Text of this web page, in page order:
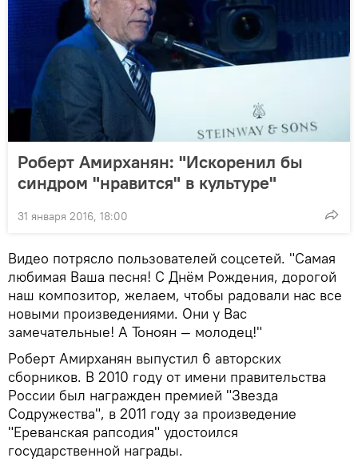
Роберт Амирханян: "Искоренил бы
синдром "нравится" в культуре"
31 января 2016, 18:00
Видео потрясло пользователей соцсетей. "Самая
любимая Ваша песня! С Днём Рождения, дорогой
наш композитор, желаем, чтобы радовали нас все
новыми произведениями. Они у Вас
замечательные! А Тоноян — молодец!"
Роберт Амирханян выпустил 6 авторских
сборников. В 2010 году от имени правительства
России был награжден премией "Звезда
Содружества", в 2011 году за произведение
"Ереванская рапсодия" удостоился
государственной награды.